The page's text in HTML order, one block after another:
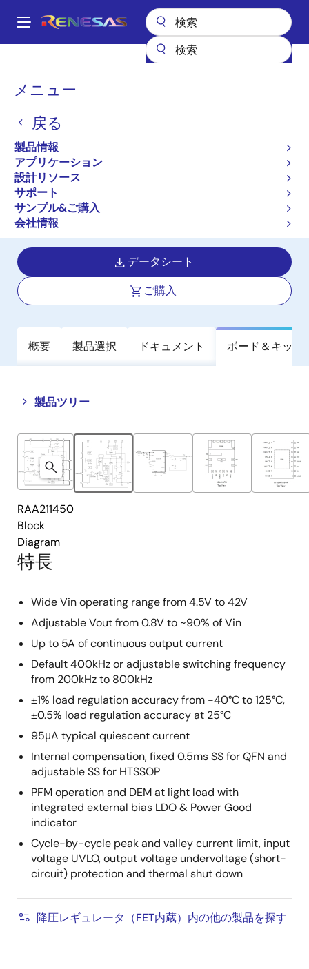
ン
Main
メニュー
戻る
製品情報
アプリケーション
設計リソース
サポート
サンプル&ご購入
会社情報
パ
く
ず
パワー & パワーマネジメント
DC/DCコンバータ
RAA211450
RAA211450
アクティブ
Integrated FET 42V, 5A Synchronous
Buck Regulator with Internal
Compensation and Programmable
Frequency
データシート
ご購入
概要 製品選択 ドキュメント ボード＆キット
製品ツリー
Close
tree
menu
Open
tree
menu
特長
Wide Vin operating range from 4.5V to 42V
Adjustable Vout from 0.8V to ~90% of Vin
Up to 5A of continuous output current
Default 400kHz or adjustable switching frequency
from 200kHz to 800kHz
±1% load regulation accuracy from -40°C to 125°C,
±0.5% load regulation accuracy at 25°C
95μA typical quiescent current
Internal compensation, fixed 0.5ms SS for QFN and
adjustable SS for HTSSOP
PFM operation and DEM at light load with
integrated external bias LDO & Power Good
indicator
Cycle-by-cycle peak and valley current limit, input
voltage UVLO, output voltage undervoltage (short-
circuit) protection and thermal shut down
降圧レギュレータ（FET内蔵）内の他の製品を探す
RAA211450
Block
Diagram